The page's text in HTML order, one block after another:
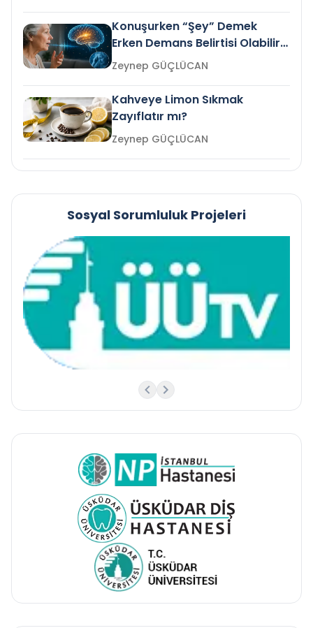
Konuşurken “Şey” Demek
Erken Demans Belirtisi Olabilir
mi?
Zeynep GÜÇLÜCAN
Kahveye Limon Sıkmak
Zayıflatır mı?
Zeynep GÜÇLÜCAN
Sosyal Sorumluluk Projeleri